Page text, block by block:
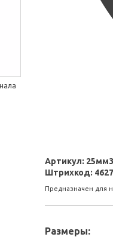
Артикул:
Штрихкод:
Предназначен для
Размеры: